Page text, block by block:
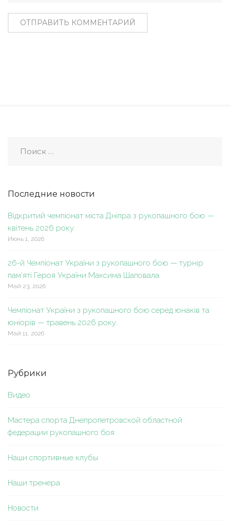
Последние новости
Відкритий чемпіонат міста Дніпра з рукопашного бою —
квітень 2026 року.
Июнь 1, 2026
26-й Чемпіонат України з рукопашного бою — турнір
пам’яті Героя України Максима Шаповала.
Май 23, 2026
Чемпіонат України з рукопашного бою серед юнаків та
юніорів — травень 2026 року.
Май 11, 2026
Рубрики
Видео
Мастера спорта Днепропетровской областной
федерации рукопашного боя
Наши спортивные клубы
Наши тренера
Новости